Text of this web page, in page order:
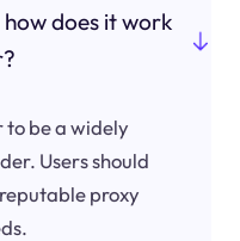
does it work
to be a widely
Users should
proxy